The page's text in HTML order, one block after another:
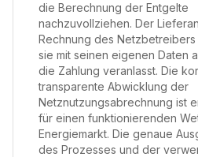
die Berechnung der Entgelte
nachzuvollziehen. Der
Rechnung des
sie mit seinen eigenen Daten
die Zahlung veranlasst. Die
transparente Abwicklung der
Netznutzungsabrechnung ist
für einen funktionierenden
Energiemarkt. Die genaue
des Prozesses und der